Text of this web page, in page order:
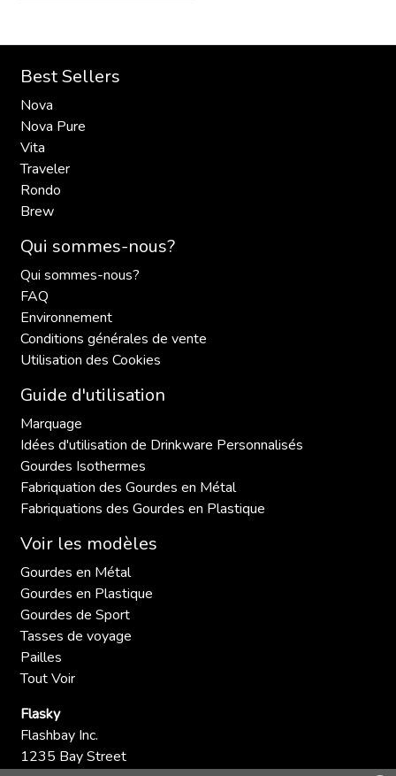
Best Sellers
Nova
Nova Pure
Vita
Traveler
Rondo
Brew
Qui sommes-nous?
Qui sommes-nous?
FAQ
Environnement
Conditions générales de vente
Utilisation des Cookies
Guide d'utilisation
Marquage
Idées d'utilisation de Drinkware Personnalisés
Gourdes Isothermes
Fabriquation des Gourdes en Métal
Fabriquations des Gourdes en Plastique
Voir les modèles
Gourdes en Métal
Gourdes en Plastique
Gourdes de Sport
Tasses de voyage
Pailles
Tout Voir
Flasky
Flashbay Inc.
1235 Bay Street